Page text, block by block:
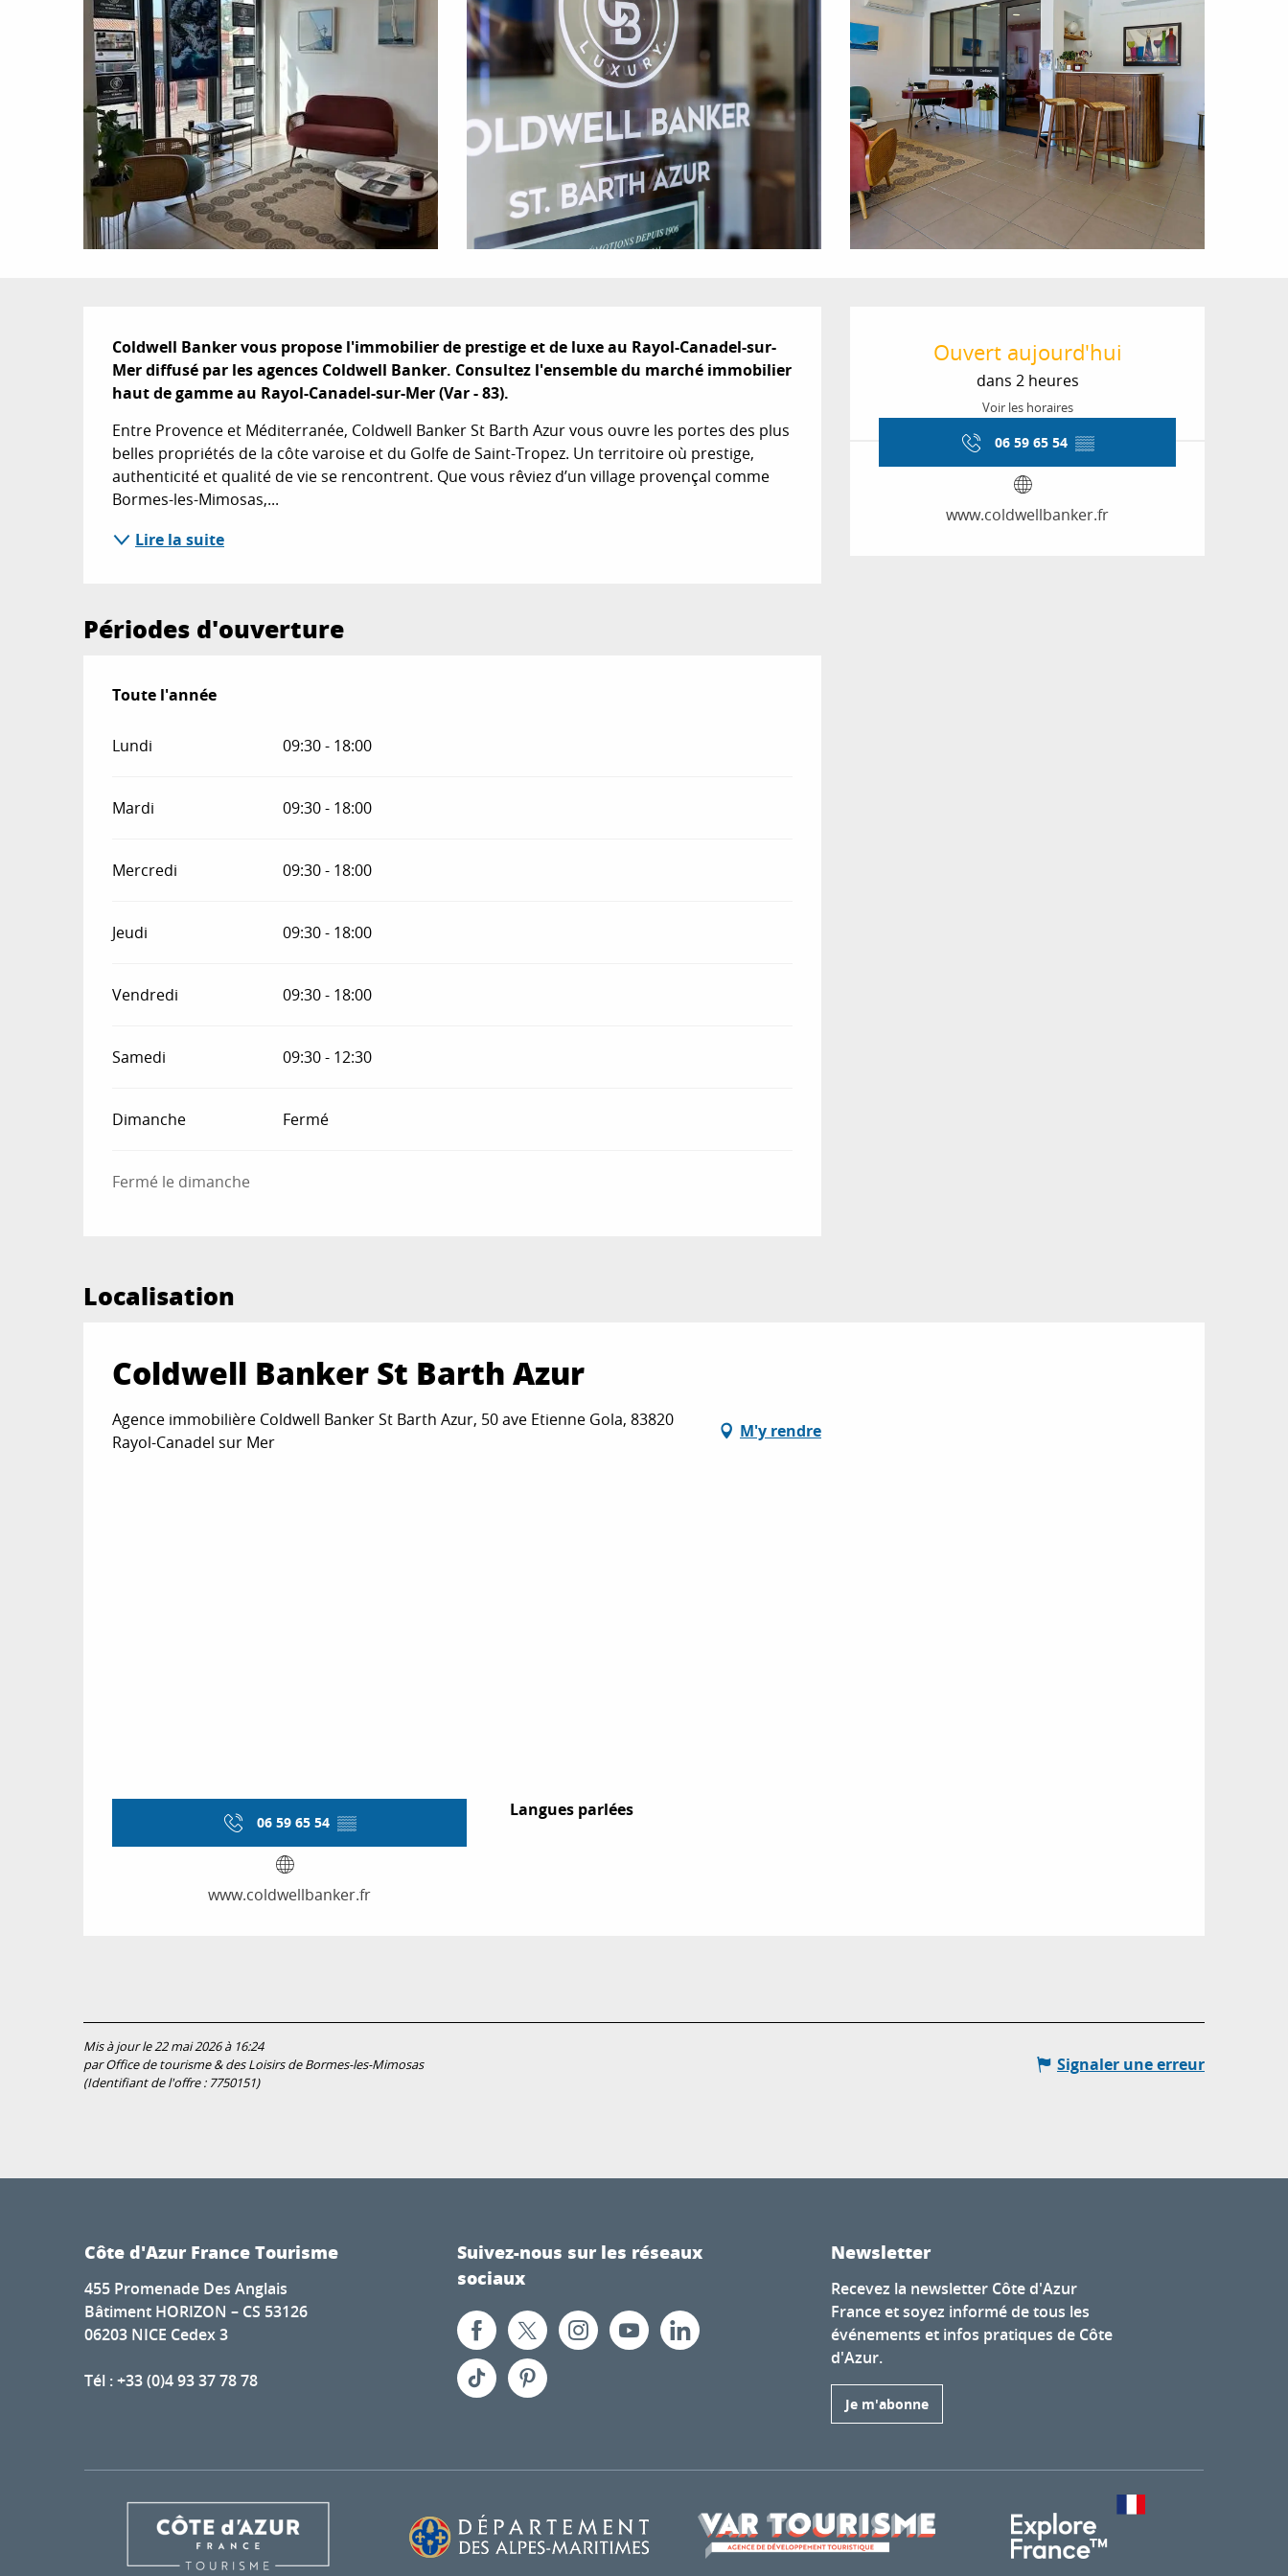
Ouverture et
Ouvert aujourd'hui
dans 2 heures
Voir les horaires
06 59 65 54 ▒▒
www.coldwellbanker.fr
Description
Coldwell Banker vous propose l'immobilier de prestige et de luxe au Rayol-Canadel-sur-
Mer diffusé par les agences Coldwell Banker. Consultez l'ensemble du marché immobilier
haut de gamme au Rayol-Canadel-sur-Mer (Var - 83).
Entre Provence et Méditerranée, Coldwell Banker St Barth Azur vous ouvre les portes des plus
belles propriétés de la côte varoise et du Golfe de Saint-Tropez. Un territoire où prestige,
authenticité et qualité de vie se rencontrent. Que vous rêviez d’un village provençal comme
Bormes-les-Mimosas,...
Lire la suite
Périodes d'ouverture
Toute l'année
Toute l'année
Lundi 09:30 - 18:00
Mardi 09:30 - 18:00
Mercredi 09:30 - 18:00
Jeudi 09:30 - 18:00
Vendredi 09:30 - 18:00
Samedi 09:30 - 12:30
Dimanche Fermé
Fermé le dimanche
Localisation
Coldwell Banker St Barth Azur
Agence immobilière Coldwell Banker St Barth Azur, 50 ave Etienne Gola, 83820
Rayol-Canadel sur Mer
M'y rendre
06 59 65 54 ▒▒
www.coldwellbanker.fr
Langues parlées
Langues parlées
Mis à jour le 22 mai 2026 à 16:24
par Office de tourisme & des Loisirs de Bormes-les-Mimosas
(Identifiant de l'offre : 7750151)
Signaler une erreur
Côte d'Azur France Tourisme
455 Promenade Des Anglais
Bâtiment HORIZON – CS 53126
06203 NICE Cedex 3
Tél : +33 (0)4 93 37 78 78
Suivez-nous sur les réseaux
sociaux
Newsletter
Recevez la newsletter Côte d'Azur
France et soyez informé de tous les
événements et infos pratiques de Côte
d'Azur.
Je m'abonne